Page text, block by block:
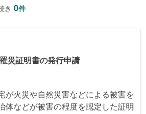
き 0件
罹災証明書の発行申請
が火災や自然災害などによる被害を
体などが被害の程度を認定した証明